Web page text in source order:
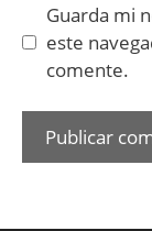
Guarda mi
este
comente.